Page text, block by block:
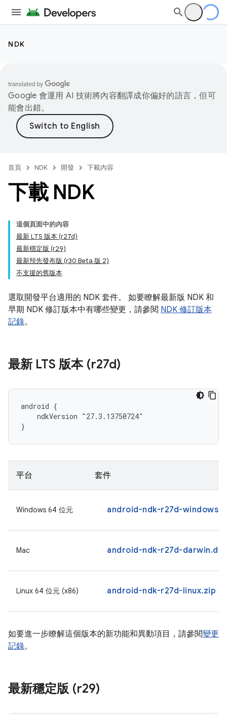
NDK
Google 會運用 AI 技術將內容翻譯成你偏好的語言，但可
能會出錯。
首頁 NDK 開發 下載內容
下載 NDK
這個頁面中的內容
最新 LTS 版本 (r27d)
最新穩定版 (r29)
最新預先發布版 (r30 Beta 版 2)
不支援的舊版本
選取開發平台適用的 NDK 套件。 如要瞭解最新版 NDK 和
早期 NDK 修訂版本中有哪些變更，請參閱 NDK 修訂版本
記錄。
最新 LTS 版本 (r27d)
android {
    ndkVersion "27.3.13750724"
}
平台 套件
Windows 64 位元 android-ndk-r27d-
Mac android-ndk-r27d-
Linux 64 位元 (x86) android-ndk-r27d-linux.zip
如要進一步瞭解這個版本的新功能和異動項目，請參閱變更
記錄。
最新穩定版 (r29)